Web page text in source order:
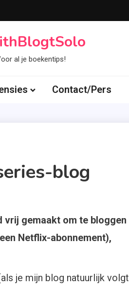
al je boekentips!
Contact/Pers
blog
vrij gemaakt om te bloggen
Netflix-abonnement),
je mijn blog natuurlijk